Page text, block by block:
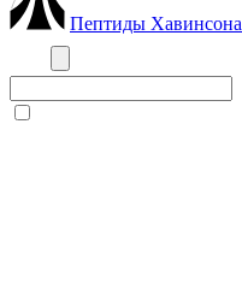
Пептиды Хавинсона